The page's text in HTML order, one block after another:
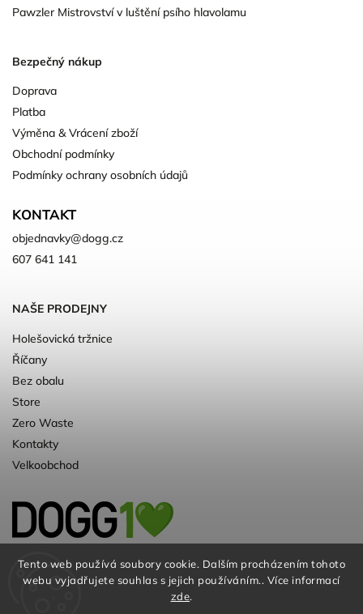
Tento web používá soubory cookie. Dalším procházením tohoto
webu vyjadřujete souhlas s jejich používáním.. Více informací
zde.
Pawzler Mistrovství v luštění psího hlavolamu
Bezpečný nákup
Doprava
Platba
Výměna & Vrácení zboží
Obchodní podmínky
Podmínky ochrany osobních údajů
KONTAKT
objednavky@dogg.cz
607 641 141
NAŠE PRODEJNY
Holešovická tržnice
Říčany
Bez obalu
Store
Zero Waste
Kontakty
Velkoobchod
Kvalitní a ♻️eko chovatelské potřeby pro
psy. Už 10 let